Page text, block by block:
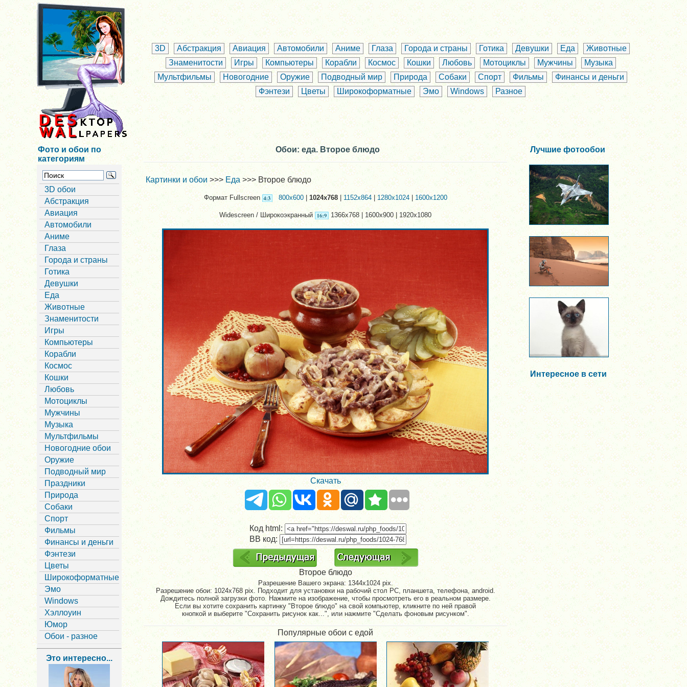
3D Абстракция Авиация Автомобили Аниме Глаза Города и страны Готика Девушки Еда
Животные
Знаменитости
Игры Компьютеры Корабли Космос Кошки Любовь Мотоциклы Мужчины
Музыка
Мультфильмы
Новогодние Оружие Подводный мир Природа Собаки Спорт Фильмы
Финансы и деньги
Фэнтези
Цветы Широкоформатные Эмо Windows Разное
Фото и обои по
категориям
3D обои
Абстракция
Авиация
Автомобили
Аниме
Глаза
Города и страны
Готика
Девушки
Еда
Животные
Знаменитости
Игры
Компьютеры
Корабли
Космос
Кошки
Любовь
Мотоциклы
Мужчины
Музыка
Мультфильмы
Новогодние обои
Оружие
Подводный мир
Праздники
Природа
Собаки
Спорт
Фильмы
Финансы и деньги
Фэнтези
Цветы
Широкоформатные
Эмо
Windows
Хэллоуин
Юмор
Обои - разное
Это интересно...
Обои: еда. Второе блюдо
Картинки и обои>>>Еда >>> Второе блюдо
Формат Fullscreen 800x600|1024x768| 1152x864|1280x1024| 1600x1200
Widescreen / Широкоэкранный 1366x768 | 1600x900 | 1920x1080
Скачать
Код html:
BB код:
Второе блюдо
Разрешение Вашего экрана:1344x1024 pix.
Разрешение обои: 1024x768 pix. Подходит для установки на рабочий стол PC, планшета, телефона, android.
Дождитесь полной загрузки фото. Нажмите на изображение, чтобы просмотреть его в реальном размере.
Если вы хотите сохранить картинку "Второе блюдо" на свой компьютер, кликните по ней правой
кнопкой и выберите "Сохранить рисунок как...", или нажмите "Сделать фоновым рисунком".
Популярные обои с едой
Лучшие фотообои
Интересное в сети